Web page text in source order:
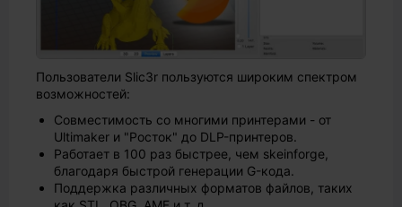
Пользователи Slic3r пользуются широким спектром
возможностей:
Совместимость со многими принтерами - от
Ultimaker и "Росток" до DLP-принтеров.
Работает в 100 раз быстрее, чем skeinforge,
благодаря быстрой генерации G-кода.
Поддержка различных форматов файлов, таких